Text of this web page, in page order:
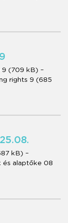
9 (709 kB) –
rights 9 (685
kB) –
és alaptőke 08